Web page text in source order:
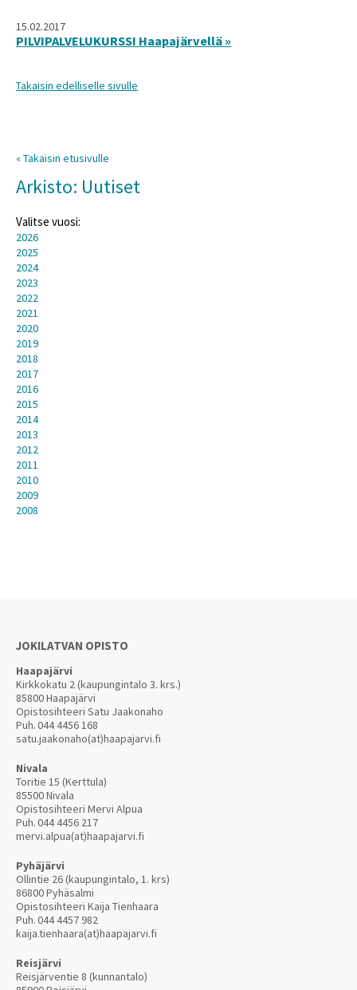
15.02.2017
PILVIPALVELUKURSSI Haapajärvellä »
Takaisin edelliselle sivulle
« Takaisin etusivulle
Arkisto: Uutiset
Valitse vuosi:
2026
2025
2024
2023
2022
2021
2020
2019
2018
2017
2016
2015
2014
2013
2012
2011
2010
2009
2008
JOKILATVAN OPISTO
Haapajärvi
Kirkkokatu 2 (kaupungintalo 3. krs.)
85800 Haapajärvi
Opistosihteeri Satu Jaakonaho
Puh.044 4456 168
satu.jaakonaho(at)haapajarvi.fi
Nivala
Toritie 15 (Kerttula)
85500 Nivala
Opistosihteeri Mervi Alpua
Puh.044 4456 217
mervi.alpua(at)haapajarvi.fi
Pyhäjärvi
Ollintie 26 (kaupungintalo, 1. krs)
86800 Pyhäsalmi
Opistosihteeri Kaija Tienhaara
Puh.044 4457 982
kaija.tienhaara(at)haapajarvi.fi
Reisjärvi
Reisjärventie 8 (kunnantalo)